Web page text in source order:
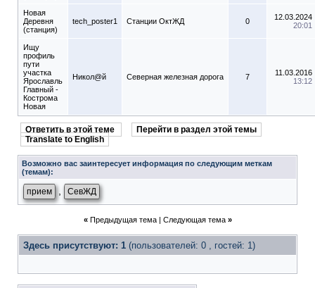
Новая
Деревня
(станция)
tech_poster1 Станции ОктЖД 0
12.03.2024
20:01
Ищу
профиль
пути
участка
Ярославль
Главный -
Кострома
Новая
Никол@й Северная железная дорога 7
11.03.2016
13:12
Ответить в этой теме
Перейти в раздел этой темы
Translate to English
Возможно вас заинтересует информация по следующим меткам
(темам):
прием СевЖД
« Предыдущая тема| Следующая тема »
Здесь присутствуют: 1 (пользователей: 0 , гостей: 1)